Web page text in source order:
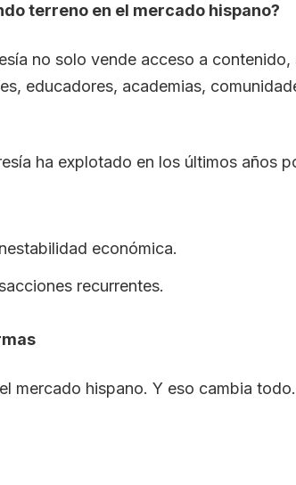
terreno en el mercado hispano?
no solo vende acceso a
educadores, academias,
ha explotado en los últimos años
económica.
recurrentes.
mercado hispano. Y eso cambia todo.